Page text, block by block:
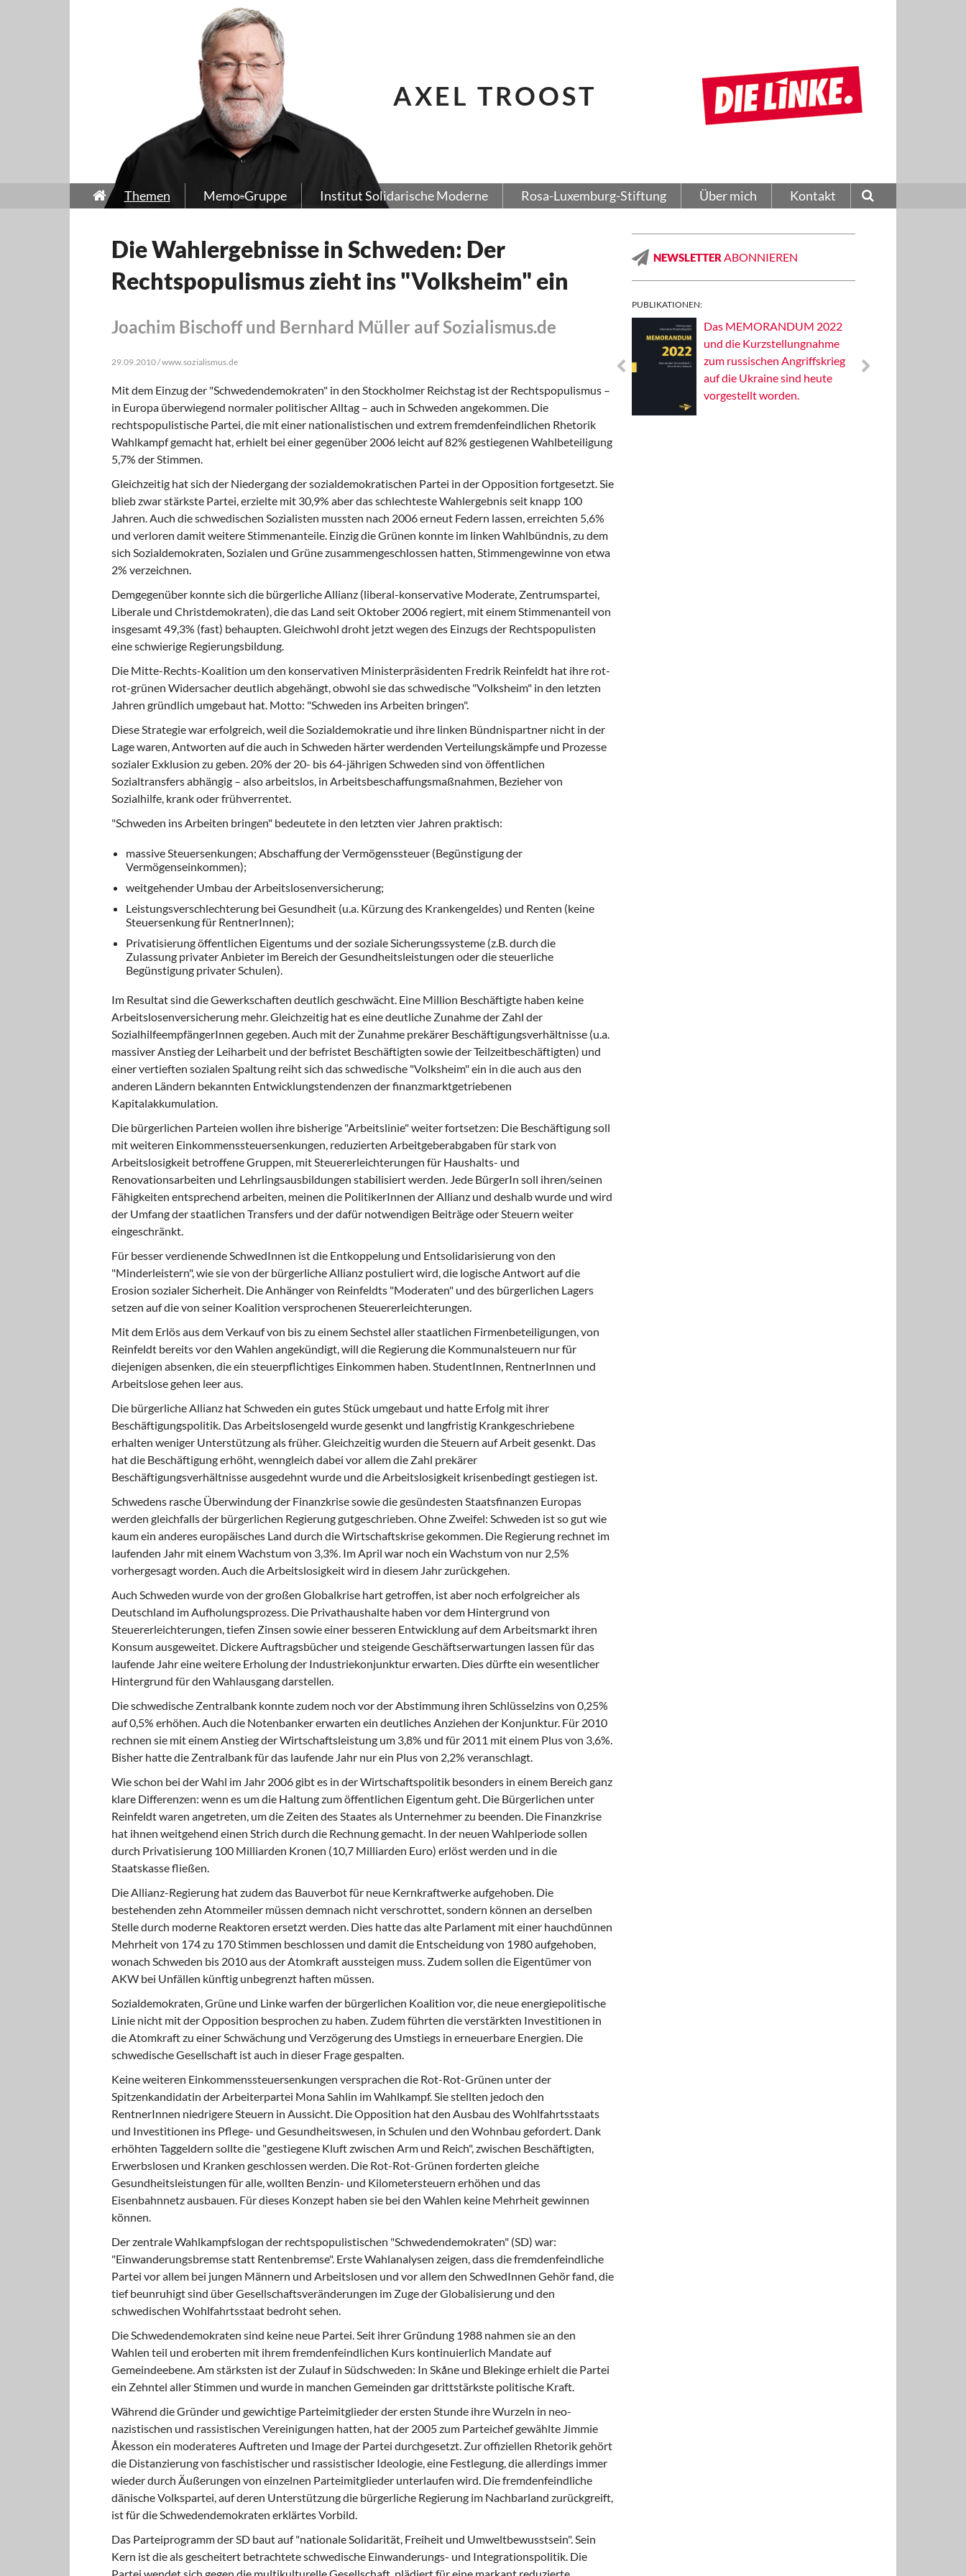
AXEL TROOST
Themen Memo-Gruppe Institut Solidarische Moderne Rosa-Luxemburg-Stiftung Über mich Kontakt
Die Wahlergebnisse in Schweden: Der
Rechtspopulismus zieht ins "Volksheim" ein
Joachim Bischoff und Bernhard Müller auf Sozialismus.de
29.09.2010 / www.sozialismus.de
Mit dem Einzug der "Schwedendemokraten" in den Stockholmer Reichstag ist der Rechtspopulismus –
in Europa überwiegend normaler politischer Alltag – auch in Schweden angekommen. Die
rechtspopulistische Partei, die mit einer nationalistischen und extrem fremdenfeindlichen Rhetorik
Wahlkampf gemacht hat, erhielt bei einer gegenüber 2006 leicht auf 82% gestiegenen Wahlbeteiligung
5,7% der Stimmen.
Gleichzeitig hat sich der Niedergangder sozialdemokratischen Partei in der Opposition fortgesetzt. Sie
blieb zwar stärkste Partei, erzielte mit 30,9% aber das schlechteste Wahlergebnis seit knapp 100
Jahren. Auch die schwedischen Sozialisten mussten nach 2006 erneut Federn lassen, erreichten 5,6%
und verloren damit weitere Stimmenanteile. Einzig die Grünen konnte im linken Wahlbündnis, zu dem
sich Sozialdemokraten, Sozialen und Grüne zusammengeschlossen hatten, Stimmengewinne von etwa
2% verzeichnen.
Demgegenüber konnte sich die bürgerlicheAllianz (liberal-konservative Moderate, Zentrumspartei,
Liberale und Christdemokraten), die das Land seit Oktober 2006 regiert, mit einem Stimmenanteil von
insgesamt 49,3% (fast) behaupten. Gleichwohl droht jetzt wegen des Einzugs der Rechtspopulisten
eine schwierige Regierungsbildung.
Die Mitte-Rechts-Koalition um den konservativen Ministerpräsidenten Fredrik Reinfeldt hat ihre rot-
rot-grünen Widersacher deutlich abgehängt, obwohl sie das schwedische "Volksheim" in den letzten
Jahren gründlich umgebaut hat. Motto: "Schweden ins Arbeiten bringen".
Diese Strategie war erfolgreich,weil die Sozialdemokratie und ihre linken Bündnispartner nicht in der
Lage waren, Antworten auf die auch in Schweden härter werdenden Verteilungskämpfe und Prozesse
sozialer Exklusion zu geben. 20% der 20- bis 64-jährigen Schweden sind von öffentlichen
Sozialtransfers abhängig – also arbeitslos, in Arbeitsbeschaffungsmaßnahmen, Bezieher von
Sozialhilfe, krank oder frühverrentet.
"Schweden ins Arbeiten bringen"bedeutete in den letzten vier Jahren praktisch:
massive Steuersenkungen; Abschaffung der Vermögenssteuer (Begünstigung der
Vermögenseinkommen);
weitgehender Umbau der Arbeitslosenversicherung;
Leistungsverschlechterung bei Gesundheit (u.a. Kürzung des Krankengeldes) und Renten (keine
Steuersenkung für RentnerInnen);
Privatisierung öffentlichen Eigentums und der soziale Sicherungssysteme (z.B. durch die
Zulassung privater Anbieter im Bereich der Gesundheitsleistungen oder die steuerliche
Begünstigung privater Schulen).
Im Resultat sind die Gewerkschaften deutlich geschwächt. Eine Million Beschäftigte haben keine
Arbeitslosenversicherung mehr. Gleichzeitig hat es eine deutliche Zunahme der Zahl der
SozialhilfeempfängerInnen gegeben. Auch mit der Zunahme prekärer Beschäftigungsverhältnisse (u.a.
massiver Anstieg der Leiharbeit und der befristet Beschäftigten sowie der Teilzeitbeschäftigten) und
einer vertieften sozialen Spaltung reiht sich das schwedische "Volksheim" ein in die auch aus den
anderen Ländern bekannten Entwicklungstendenzen der finanzmarktgetriebenen
Kapitalakkumulation.
Die bürgerlichen Parteien wollen ihre bisherige "Arbeitslinie" weiter fortsetzen: Die Beschäftigung soll
mit weiteren Einkommenssteuersenkungen, reduzierten Arbeitgeberabgaben für stark von
Arbeitslosigkeit betroffene Gruppen, mit Steuererleichterungen für Haushalts- und
Renovationsarbeiten und Lehrlingsausbildungen stabilisiert werden. Jede BürgerIn soll ihren/seinen
Fähigkeiten entsprechend arbeiten, meinen die PolitikerInnen der Allianz und deshalb wurde und wird
der Umfang der staatlichen Transfers und der dafür notwendigen Beiträge oder Steuern weiter
eingeschränkt.
Für besser verdienende SchwedInnen ist die Entkoppelung und Entsolidarisierung von den
"Minderleistern", wie sie von der bürgerliche Allianz postuliert wird, die logische Antwort auf die
Erosion sozialer Sicherheit. Die Anhänger von Reinfeldts "Moderaten" und des bürgerlichen Lagers
setzen auf die von seiner Koalition versprochenen Steuererleichterungen.
Mit dem Erlös aus dem Verkaufvon bis zu einem Sechstel aller staatlichen Firmenbeteiligungen, von
Reinfeldt bereits vor den Wahlen angekündigt, will die Regierung die Kommunalsteuern nur für
diejenigen absenken, die ein steuerpflichtiges Einkommen haben. StudentInnen, RentnerInnen und
Arbeitslose gehen leer aus.
Die bürgerliche Allianz hat Schweden ein gutes Stück umgebaut und hatte Erfolg mit ihrer
Beschäftigungspolitik. Das Arbeitslosengeld wurde gesenkt und langfristig Krankgeschriebene
erhalten weniger Unterstützung als früher. Gleichzeitig wurden die Steuern auf Arbeit gesenkt. Das
hat die Beschäftigung erhöht, wenngleich dabei vor allem die Zahl prekärer
Beschäftigungsverhältnisse ausgedehnt wurde und die Arbeitslosigkeit krisenbedingt gestiegen ist.
Schwedens rasche Überwindungder Finanzkrise sowie die gesündesten Staatsfinanzen Europas
werden gleichfalls der bürgerlichen Regierung gutgeschrieben. Ohne Zweifel: Schweden ist so gut wie
kaum ein anderes europäisches Land durch die Wirtschaftskrise gekommen. Die Regierung rechnet im
laufenden Jahr mit einem Wachstum von 3,3%. Im April war noch ein Wachstum von nur 2,5%
vorhergesagt worden. Auch die Arbeitslosigkeit wird in diesem Jahr zurückgehen.
Auch Schweden wurdevon der großen Globalkrise hart getroffen, ist aber noch erfolgreicher als
Deutschland im Aufholungsprozess. Die Privathaushalte haben vor dem Hintergrund von
Steuererleichterungen, tiefen Zinsen sowie einer besseren Entwicklung auf dem Arbeitsmarkt ihren
Konsum ausgeweitet. Dickere Auftragsbücher und steigende Geschäftserwartungen lassen für das
laufende Jahr eine weitere Erholung der Industriekonjunktur erwarten. Dies dürfte ein wesentlicher
Hintergrund für den Wahlausgang darstellen.
Die schwedische Zentralbankkonnte zudem noch vor der Abstimmung ihren Schlüsselzins von 0,25%
auf 0,5% erhöhen. Auch die Notenbanker erwarten ein deutliches Anziehen der Konjunktur. Für 2010
rechnen sie mit einem Anstieg der Wirtschaftsleistung um 3,8% und für 2011 mit einem Plus von 3,6%.
Bisher hatte die Zentralbank für das laufende Jahr nur ein Plus von 2,2% veranschlagt.
Wie schon bei der Wahl im Jahr 2006 gibt es in der Wirtschaftspolitik besonders in einem Bereich ganz
klare Differenzen: wenn es um die Haltung zum öffentlichen Eigentum geht. Die Bürgerlichen unter
Reinfeldt waren angetreten, um die Zeiten des Staates als Unternehmer zu beenden. Die Finanzkrise
hat ihnen weitgehend einen Strich durch die Rechnung gemacht. In der neuen Wahlperiode sollen
durch Privatisierung 100 Milliarden Kronen (10,7 Milliarden Euro) erlöst werden und in die
Staatskasse fließen.
Die Allianz-Regierung hat zudemdas Bauverbot für neue Kernkraftwerke aufgehoben. Die
bestehenden zehn Atommeiler müssen demnach nicht verschrottet, sondern können an derselben
Stelle durch moderne Reaktoren ersetzt werden. Dies hatte das alte Parlament mit einer hauchdünnen
Mehrheit von 174 zu 170 Stimmen beschlossen und damit die Entscheidung von 1980 aufgehoben,
wonach Schweden bis 2010 aus der Atomkraft aussteigen muss. Zudem sollen die Eigentümer von
AKW bei Unfällen künftig unbegrenzt haften müssen.
Sozialdemokraten, Grüne und Linkewarfen der bürgerlichen Koalition vor, die neue energiepolitische
Linie nicht mit der Opposition besprochen zu haben. Zudem führten die verstärkten Investitionen in
die Atomkraft zu einer Schwächung und Verzögerung des Umstiegs in erneuerbare Energien. Die
schwedische Gesellschaft ist auch in dieser Frage gespalten.
Keine weiteren Einkommenssteuersenkungen versprachen die Rot-Rot-Grünen unter der
Spitzenkandidatin der Arbeiterpartei Mona Sahlin im Wahlkampf. Sie stellten jedoch den
RentnerInnen niedrigere Steuern in Aussicht. Die Opposition hat den Ausbau des Wohlfahrtsstaats
und Investitionen ins Pflege- und Gesundheitswesen, in Schulen und den Wohnbau gefordert. Dank
erhöhten Taggeldern sollte die "gestiegene Kluft zwischen Arm und Reich", zwischen Beschäftigten,
Erwerbslosen und Kranken geschlossen werden. Die Rot-Rot-Grünen forderten gleiche
Gesundheitsleistungen für alle, wollten Benzin- und Kilometersteuern erhöhen und das
Eisenbahnnetz ausbauen. Für dieses Konzept haben sie bei den Wahlen keine Mehrheit gewinnen
können.
Der zentrale Wahlkampfslogan der rechtspopulistischen "Schwedendemokraten" (SD) war:
"Einwanderungsbremse statt Rentenbremse". Erste Wahlanalysen zeigen, dass die fremdenfeindliche
Partei vor allem bei jungen Männern und Arbeitslosen und vor allem den SchwedInnen Gehör fand, die
tief beunruhigt sind über Gesellschaftsveränderungen im Zuge der Globalisierung und den
schwedischen Wohlfahrtsstaat bedroht sehen.
Die Schwedendemokraten sind keineneue Partei. Seit ihrer Gründung 1988 nahmen sie an den
Wahlen teil und eroberten mit ihrem fremdenfeindlichen Kurs kontinuierlich Mandate auf
Gemeindeebene. Am stärksten ist der Zulauf in Südschweden: In Skåne und Blekinge erhielt die Partei
ein Zehntel aller Stimmen und wurde in manchen Gemeinden gar drittstärkste politische Kraft.
Während die Gründerund gewichtige Parteimitglieder der ersten Stunde ihre Wurzeln in neo-
nazistischen und rassistischen Vereinigungen hatten, hat der 2005 zum Parteichef gewählte Jimmie
Åkesson ein moderateres Auftreten und Image der Partei durchgesetzt. Zur offiziellen Rhetorik gehört
die Distanzierung von faschistischer und rassistischer Ideologie, eine Festlegung, die allerdings immer
wieder durch Äußerungen von einzelnen Parteimitglieder unterlaufen wird. Die fremdenfeindliche
dänische Volkspartei, auf deren Unterstützung die bürgerliche Regierung im Nachbarland zurückgreift,
ist für die Schwedendemokraten erklärtes Vorbild.
Das Parteiprogramm der SDbaut auf "nationale Solidarität, Freiheit und Umweltbewusstsein". Sein
Kern ist die als gescheitert betrachtete schwedische Einwanderungs- und Integrationspolitik. Die
NEWSLETTER ABONNIEREN
PUBLIKATIONEN:
Solidarisches EUropa -
Das MEMORANDUM 2022
und die Kurzstellungnahme
zum russischen Angriffskrieg
auf die Ukraine sind heute
vorgestellt worden.